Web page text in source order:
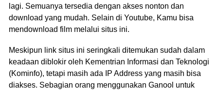
lagi. Semuanya tersedia dengan akses nonton dan
download yang mudah. Selain di Youtube, Kamu bisa
mendownload film melalui situs ini.
Meskipun link situs ini seringkali ditemukan sudah dalam
keadaan diblokir oleh Kementrian Informasi dan Teknologi
(Kominfo), tetapi masih ada IP Address yang masih bisa
diakses. Sebagian orang menggunakan Ganool untuk